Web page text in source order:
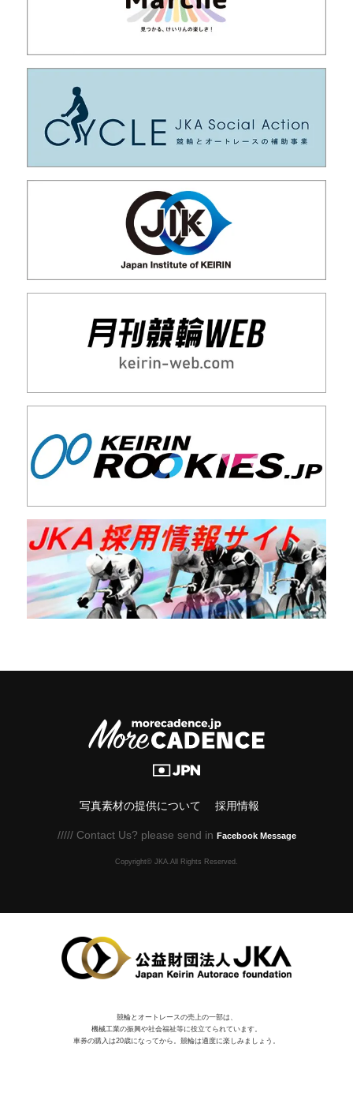
写真素材の提供について 採用情報
///// Contact Us? please send in Facebook Message
Copyright© JKA.All Rights Reserved.
競輪とオートレースの売上の一部は、
機械⼯業の振興や社会福祉等に役⽴てられています。
車券の購入は20歳になってから。競輪は適度に楽しみましょう。